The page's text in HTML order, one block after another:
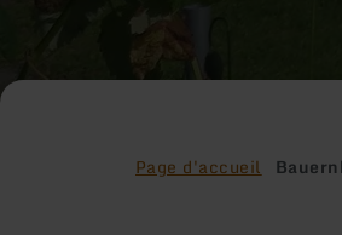
Page d'accueil